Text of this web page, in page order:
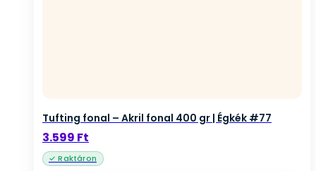
Tufting fonal – Akril fonal 400 gr | Égkék #77
3.599 Ft